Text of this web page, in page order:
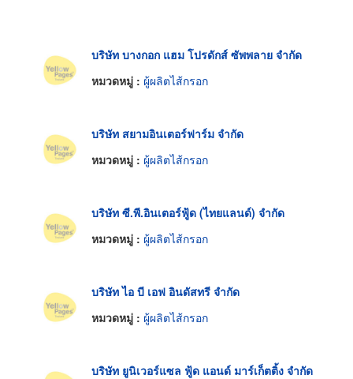
บริษัท บางกอก แฮม โปรดักส์ ซัพพลาย จำกัด
หมวดหมู่ : ผู้ผลิตไส้กรอก
บริษัท สยามอินเตอร์ฟาร์ม จำกัด
หมวดหมู่ : ผู้ผลิตไส้กรอก
บริษัท ซี.พี.อินเตอร์ฟู้ด (ไทยแลนด์) จำกัด
หมวดหมู่ : ผู้ผลิตไส้กรอก
บริษัท ไอ บี เอฟ อินดัสทรี จำกัด
หมวดหมู่ : ผู้ผลิตไส้กรอก
บริษัท ยูนิเวอร์แซล ฟู้ด แอนด์ มาร์เก็ตติ้ง จำกัด